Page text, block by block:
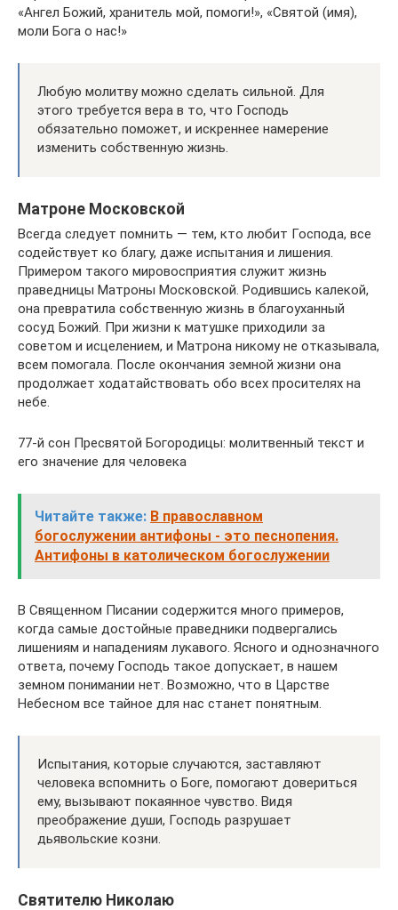
«Ангел Божий, хранитель мой, помоги!», «Святой (имя),
моли Бога о нас!»
Любую молитву можно сделать сильной. Для
этого требуется вера в то, что Господь
обязательно поможет, и искреннее намерение
изменить собственную жизнь.
Матроне Московской
Всегда следует помнить — тем, кто любит Господа, все
содействует ко благу, даже испытания и лишения.
Примером такого мировосприятия служит жизнь
праведницы Матроны Московской. Родившись калекой,
она превратила собственную жизнь в благоуханный
сосуд Божий. При жизни к матушке приходили за
советом и исцелением, и Матрона никому не отказывала,
всем помогала. После окончания земной жизни она
продолжает ходатайствовать обо всех просителях на
небе.
77-й сон Пресвятой Богородицы: молитвенный текст и
его значение для человека
Читайте также: В православном
богослужении антифоны - это песнопения.
Антифоны в католическом богослужении
В Священном Писании содержится много примеров,
когда самые достойные праведники подвергались
лишениям и нападениям лукавого. Ясного и однозначного
ответа, почему Господь такое допускает, в нашем
земном понимании нет. Возможно, что в Царстве
Небесном все тайное для нас станет понятным.
Испытания, которые случаются, заставляют
человека вспомнить о Боге, помогают довериться
ему, вызывают покаянное чувство. Видя
преображение души, Господь разрушает
дьявольские козни.
Святителю Николаю